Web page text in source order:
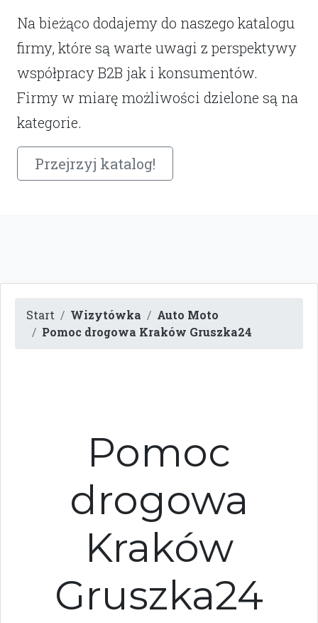
Na bieżąco dodajemy do naszego katalogu
firmy, które są warte uwagi z perspektywy
współpracy B2B jak i konsumentów.
Firmy w miarę możliwości dzielone są na
kategorie.
Przejrzyj katalog!
Start Wizytówka
Auto Moto
Pomoc drogowa Kraków Gruszka24
Pomoc
drogowa
Kraków
Gruszka24